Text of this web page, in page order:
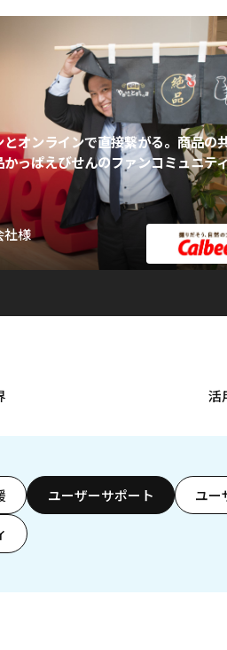
オンラインで直接繋がる。商品の
っぱえびせんのファンコミュニテ
社様
活
ユーザーサポート ユー